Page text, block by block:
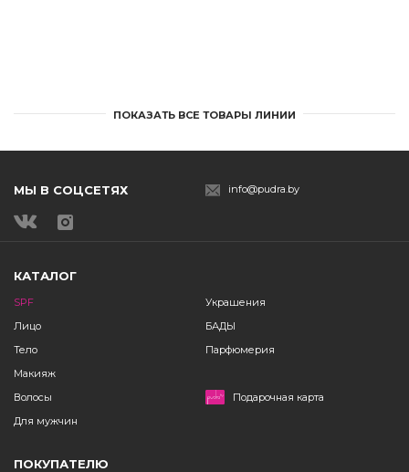
ПОКАЗАТЬ ВСЕ ТОВАРЫ ЛИНИИ
МЫ В СОЦСЕТЯХ info@pudra.by
КАТАЛОГ
SPF
Лицо
Тело
Макияж
Волосы
Для мужчин
Украшения
БАДЫ
Парфюмерия
Подарочная карта
ПОКУПАТЕЛЮ